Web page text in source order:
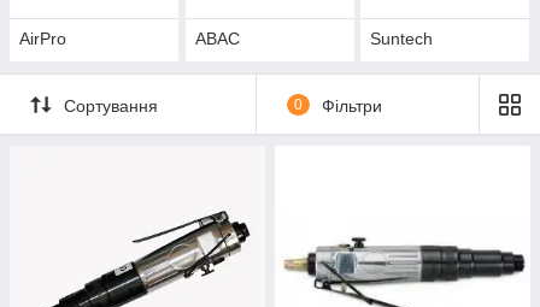
AirPro ABAC Suntech
Сортування 0 Фільтри